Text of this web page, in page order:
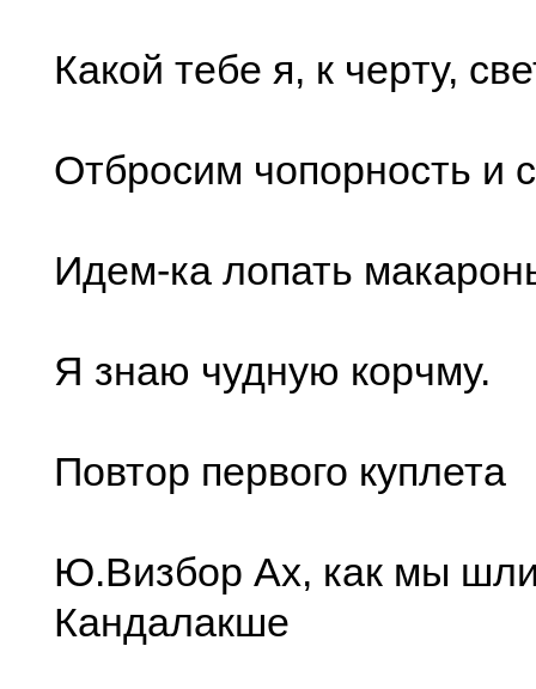
Какой тебе я, к чеpту,
Отбpосим чопоpность и
Идем-ка лопать
Я знаю чудную коpчму.
Повтоp пеpвого куплета
Ю.Визбоp Ах, как мы
Кандалакше